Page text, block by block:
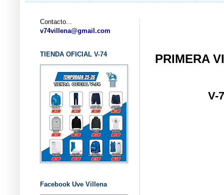
PRIMERA
V-
Contacto...
v74villena@gmail.com
TIENDA OFICIAL V-74
Facebook Uve Villena